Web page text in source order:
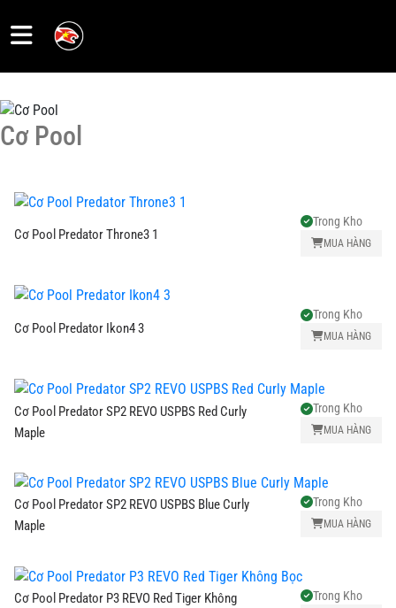
chủ
Cơ
Ngọn -
Shafts
Gậy
Phá,
Nhảy
Bàn
Bida
Cơ
Cơ Pool
Cơ Pool Predator Throne3 1
Trong Kho
MUA HÀNG
Cơ Pool Predator Ikon4 3
Trong Kho
MUA HÀNG
Cơ Pool Predator SP2 REVO USPBS Red Curly
Maple
Trong Kho
MUA HÀNG
Cơ Pool Predator SP2 REVO USPBS Blue Curly
Maple
Trong Kho
MUA HÀNG
Cơ Pool Predator P3 REVO Red Tiger Không
Trong Kho